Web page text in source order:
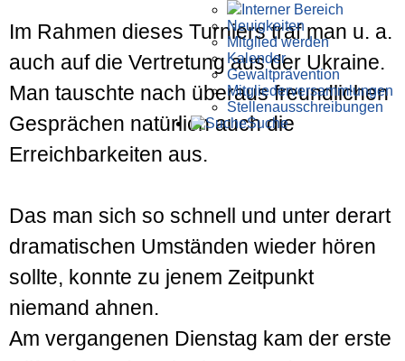
Interner Bereich
Neuigkeiten
Mitglied werden
Kalender
Gewaltprävention
Mitglieder­versammlungen
Stellen­aus­schrei­bungen
Suche
Im Rahmen dieses Turniers traf man u. a.
auch auf die Vertretung aus der Ukraine.
Man tauschte nach überaus freundlichen
Gesprächen natürlich auch die
Erreichbarkeiten aus.
Das man sich so schnell und unter derart
dramatischen Umständen wieder hören
sollte, konnte zu jenem Zeitpunkt
niemand ahnen.
Am vergangenen Dienstag kam der erste